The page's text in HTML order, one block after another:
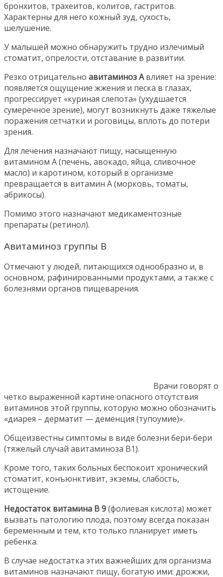
бронхитов, трахеитов, колитов, гастритов.
Характерны для него кожный зуд, сухость,
шелушение.
У малышей можно обнаружить трудно излечимый
стоматит, опрелости, отставание в развитии.
Резко отрицательно авитаминоз Авлияет на зрение:
появляется ощущение жжения и песка в глазах,
прогрессирует «куриная слепота» (ухудшается
сумеречное зрение), могут возникнуть даже тяжелые
поражения сетчатки и роговицы, вплоть до потери
зрения.
Для лечения назначают пищу, насыщенную
витамином А (печень, авокадо, яйца, сливочное
масло) и каротином, который в организме
превращается в витамин А (морковь, томаты,
абрикосы).
Помимо этого назначают медикаментозные
препараты (ретинол).
Авитаминоз группы В
Отмечают у людей, питающихся однообразно и, в
основном, рафинированными продуктами, а также с
болезнями органов пищеварения.
Врачи говорят о
четко выраженной картине опасного отсутствия
витаминов этой группы, которую можно обозначить
«диарея – дерматит — деменция (тупоумие)».
Общеизвестны симптомы в виде болезни бери-бери
(тяжелый случай авитаминоза В1).
Кроме того, таких больных беспокоит хронический
стоматит, конъюнктивит, экземы, слабость,
истощение.
Недостаток витамина В 9(фолиевая кислота) может
вызвать патологию плода, поэтому всегда показан
беременным и тем, кто только планирует иметь
ребенка.
В случае недостатка этих важнейших для организма
витаминов назначают пищу, богатую ими: дрожжи,